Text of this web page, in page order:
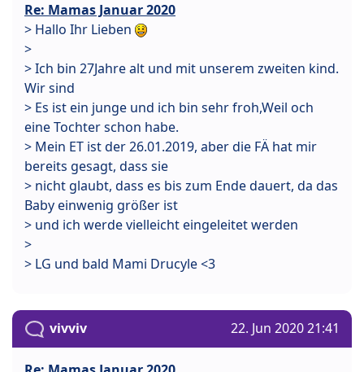
Re: Mamas Januar 2020
> Hallo Ihr Lieben
>
> Ich bin 27Jahre alt und mit unserem zweiten kind.
Wir sind
> Es ist ein junge und ich bin sehr froh,Weil och
eine Tochter schon habe.
> Mein ET ist der 26.01.2019, aber die FÄ hat mir
bereits gesagt, dass sie
> nicht glaubt, dass es bis zum Ende dauert, da das
Baby einwenig größer ist
> und ich werde vielleicht eingeleitet werden
>
> LG und bald Mami Drucyle <3
vivviv 22. Jun 2020 21:41